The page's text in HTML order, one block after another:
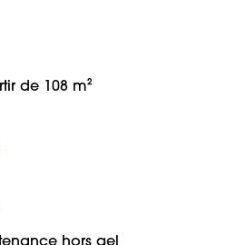
de 108 m²
hors gel